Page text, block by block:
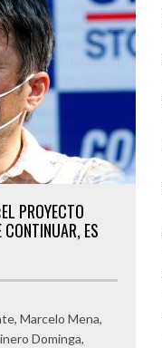
PROYECTO
CONTINUAR, ES
Marcelo Mena,
Dominga,